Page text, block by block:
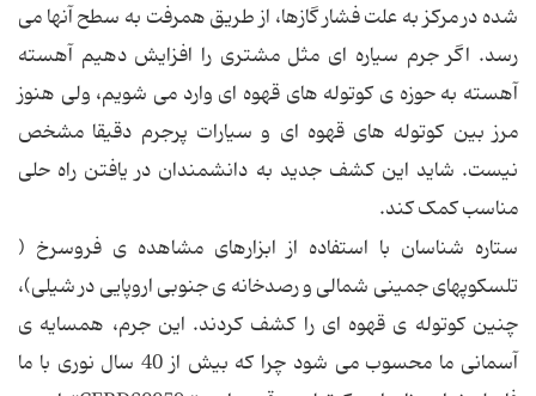
شده در مرکز به علت فشار گازها، از طریق همرفت به سطح آنها می
رسد. اگر جرم سیاره ای مثل مشتری را افزایش دهیم آهسته
آهسته به حوزه ی کوتوله های قهوه ای وارد می شویم، ولی هنوز
مرز بین کوتوله های قهوه ای و سیارات پرجرم دقیقا مشخص
نیست. شاید این کشف جدید به دانشمندان در یافتن راه حلی
مناسب کمک کند.
ستاره شناسان با استفاده از ابزارهای مشاهده ی فروسرخ (
تلسکوپهای جمینی شمالی و رصدخانه ی جنوبی اروپایی در شیلی)،
چنین کوتوله ی قهوه ای را کشف کردند. این جرم، همسایه ی
آسمانی ما محسوب می شود چرا که بیش از 40 سال نوری با ما